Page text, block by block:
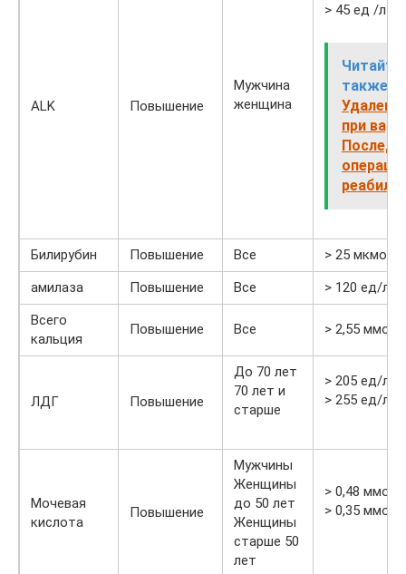
ALK Повышение
Мужчина
женщина
> 45 ед /л
Читайте
также:
при
Билирубин Повышение Все
> 25 мкмоль
амилаза
Повышение Все
> 120 ед/л
Всего
кальция
Повышение Все > 2,55
ЛДГ Повышение
До 70 лет
70 лет и
старше
> 205 ед/л
> 255 ед/л
Мочевая
кислота
Повышение
Мужчины
Женщины
до 50 лет
Женщины
старше 50
лет
> 0,48
> 0,35